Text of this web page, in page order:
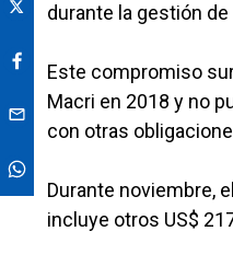
durante la gestión
Este compromiso
Macri en 2018 y no
con otras
Durante noviembre,
incluye otros US$